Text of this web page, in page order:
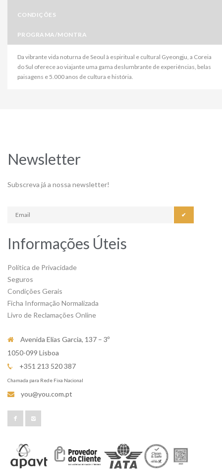
CONDIÇÕES
PROGRAMA/MONTRA
Da vibrante vida noturna de Seoul à espiritual e cultural Gyeongju, a Coreia
do Sul oferece ao viajante uma gama deslumbrante de experiências, belas
paisagens e 5.000 anos de cultura e história.
Newsletter
Subscreva já a nossa newsletter!
✔
Informações Úteis
Política de Privacidade
Seguros
Condições Gerais
Ficha Informação Normalizada
Livro de Reclamações Online
Avenida Elias Garcia, 137 – 3º
1050-099 Lisboa
+351 213 520 387
Chamada para Rede Fixa Nacional
you@you.com.pt